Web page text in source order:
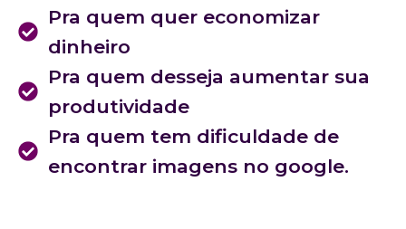
Pra quem quer economizar
dinheiro
Pra quem desseja aumentar sua
produtividade
Pra quem tem dificuldade de
encontrar imagens no google.